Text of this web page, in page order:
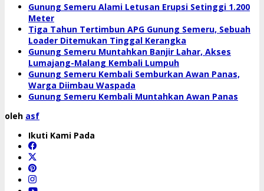
Gunung Semeru Alami Letusan Erupsi Setinggi 1.200
Meter
Tiga Tahun Tertimbun APG Gunung Semeru, Sebuah
Loader Ditemukan Tinggal Kerangka
Gunung Semeru Muntahkan Banjir Lahar, Akses
Lumajang-Malang Kembali Lumpuh
Gunung Semeru Kembali Semburkan Awan Panas,
Warga Diimbau Waspada
Gunung Semeru Kembali Muntahkan Awan Panas
oleh asf
Ikuti Kami Pada